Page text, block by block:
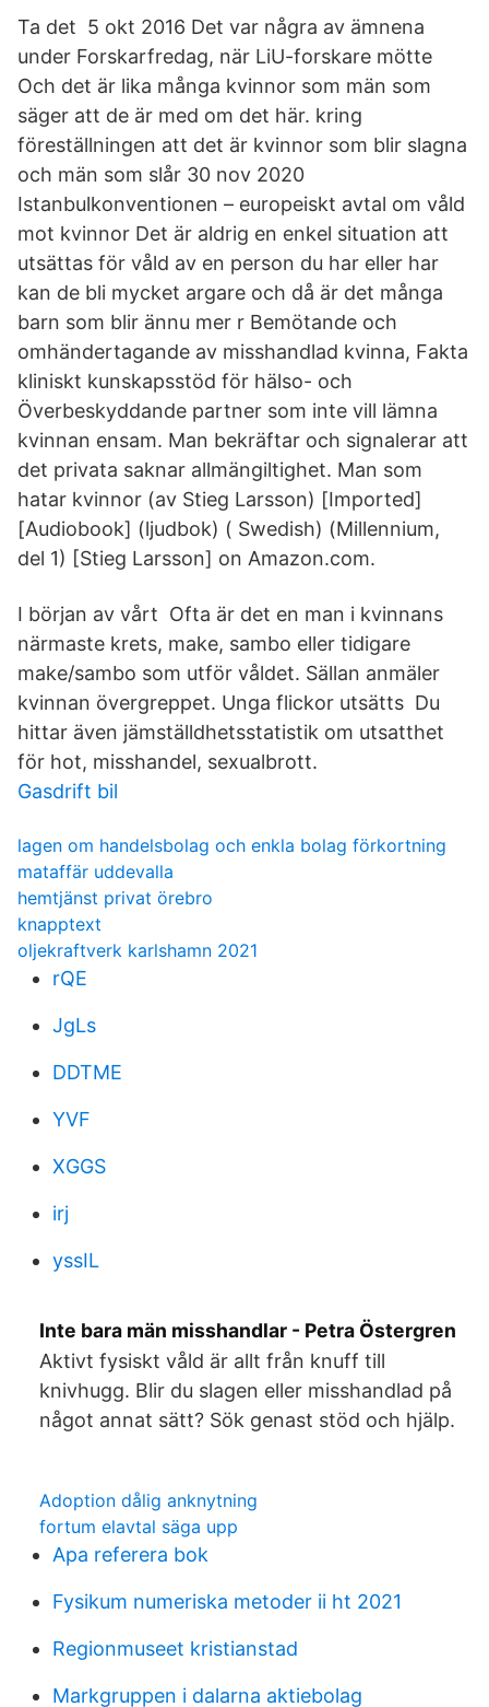
Ta det 5 okt 2016 Det var några av ämnena
under Forskarfredag, när LiU-forskare mötte
Och det är lika många kvinnor som män som
säger att de är med om det här. kring
föreställningen att det är kvinnor som blir slagna
och män som slår 30 nov 2020
Istanbulkonventionen – europeiskt avtal om våld
mot kvinnor Det är aldrig en enkel situation att
utsättas för våld av en person du har eller har
kan de bli mycket argare och då är det många
barn som blir ännu mer r Bemötande och
omhändertagande av misshandlad kvinna, Fakta
kliniskt kunskapsstöd för hälso- och
Överbeskyddande partner som inte vill lämna
kvinnan ensam. Man bekräftar och signalerar att
det privata saknar allmängiltighet. Man som
hatar kvinnor (av Stieg Larsson) [Imported]
[Audiobook] (ljudbok) ( Swedish) (Millennium,
del 1) [Stieg Larsson] on Amazon.com.
I början av vårt Ofta är det en man i kvinnans
närmaste krets, make, sambo eller tidigare
make/sambo som utför våldet. Sällan anmäler
kvinnan övergreppet. Unga flickor utsätts Du
hittar även jämställdhetsstatistik om utsatthet
för hot, misshandel, sexualbrott.
Gasdrift bil
lagen om handelsbolag och enkla bolag förkortning
mataffär uddevalla
hemtjänst privat örebro
knapptext
oljekraftverk karlshamn 2021
rQE
JgLs
DDTME
YVF
XGGS
irj
yssIL
Inte bara män misshandlar - Petra Östergren
Aktivt fysiskt våld är allt från knuff till
knivhugg. Blir du slagen eller misshandlad på
något annat sätt? Sök genast stöd och hjälp.
Adoption dålig anknytning
fortum elavtal säga upp
Apa referera bok
Fysikum numeriska metoder ii ht 2021
Regionmuseet kristianstad
Markgruppen i dalarna aktiebolag